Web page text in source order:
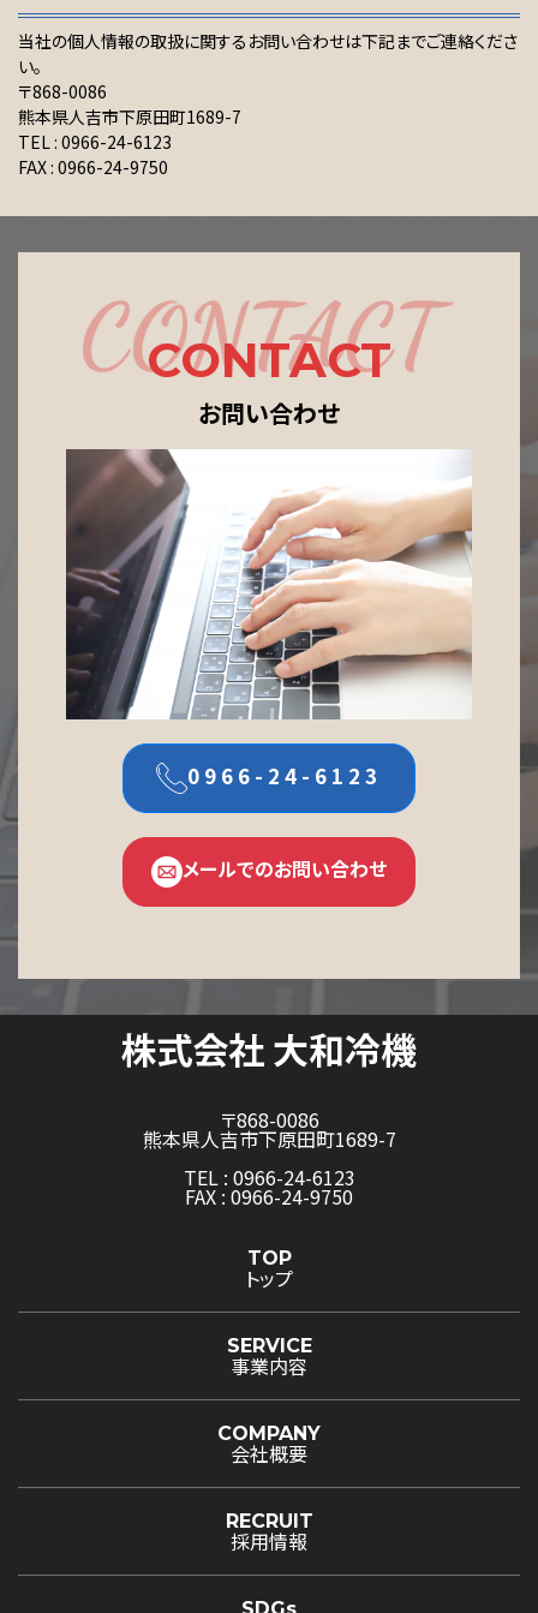
当社の個人情報の取扱に関するお問い合わせは下記までご連絡くださ
い。
〒868-0086
熊本県人吉市下原田町1689-7
TEL : 0966-24-6123
FAX : 0966-24-9750
CONTACT
お問い合わせ
0966-24-6123
メールでのお問い合わせ
〒868-0086
熊本県人吉市下原田町1689-7
TEL : 0966-24-6123
FAX : 0966-24-9750
TOP
トップ
SERVICE
事業内容
COMPANY
会社概要
RECRUIT
採用情報